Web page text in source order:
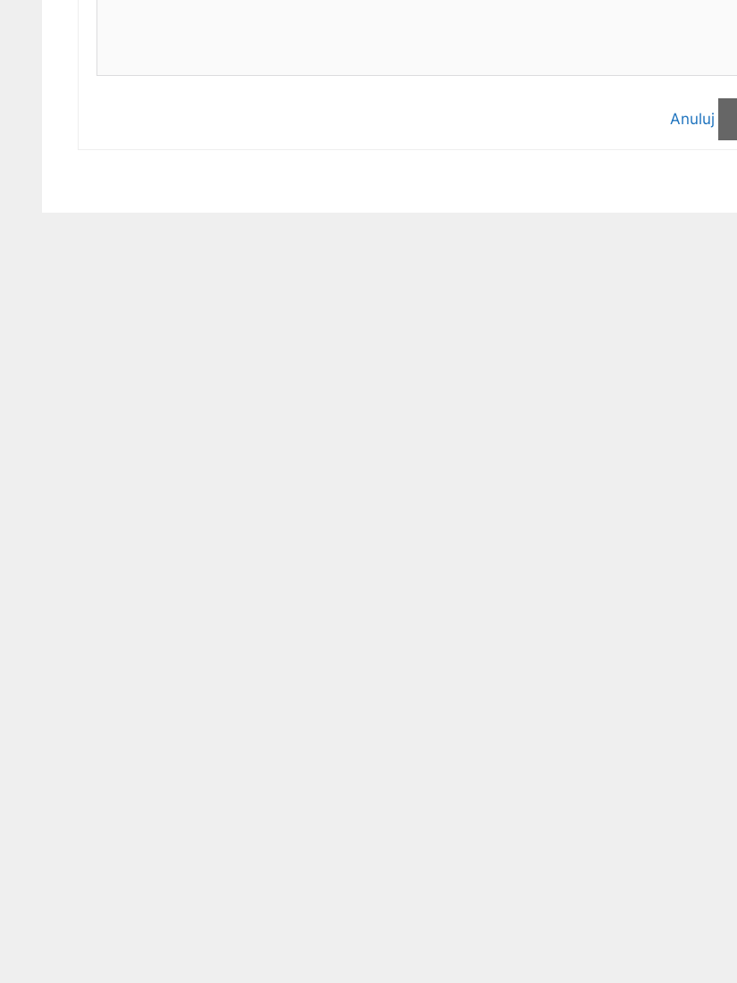
Anuluj